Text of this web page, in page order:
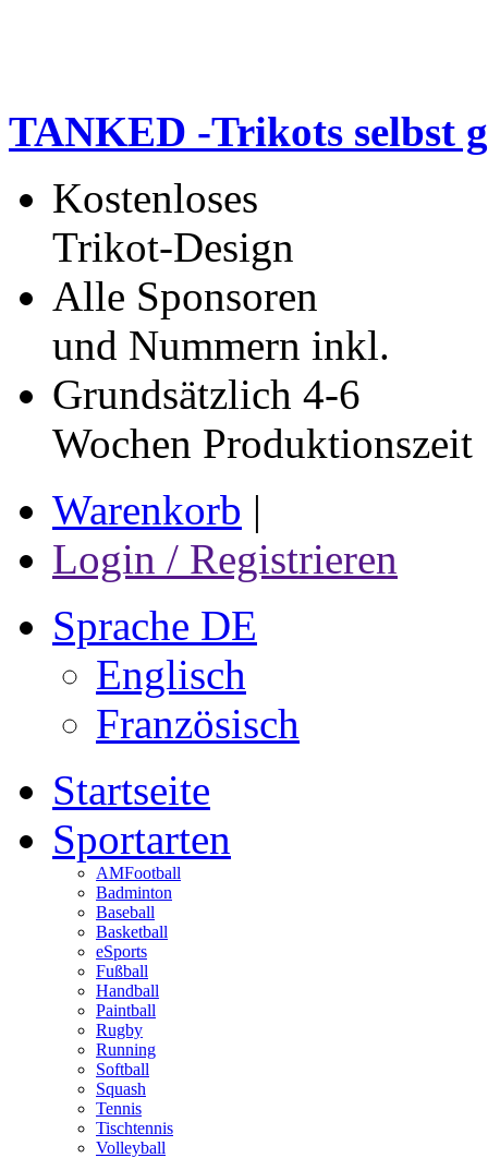
TANKED -Trikots selbst
Kostenloses
Trikot-Design
Alle Sponsoren
und Nummern inkl.
Grundsätzlich 4-6
Wochen Produktionszeit
Warenkorb |
Login / Registrieren
Sprache DE
Englisch
Französisch
Startseite
Sportarten
AMFootball
Badminton
Baseball
Basketball
eSports
Fußball
Handball
Paintball
Rugby
Running
Softball
Squash
Tennis
Tischtennis
Volleyball